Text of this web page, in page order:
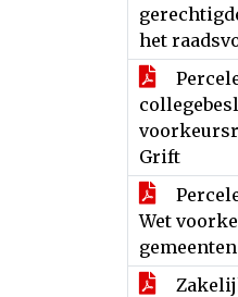
het
Grift
Wet